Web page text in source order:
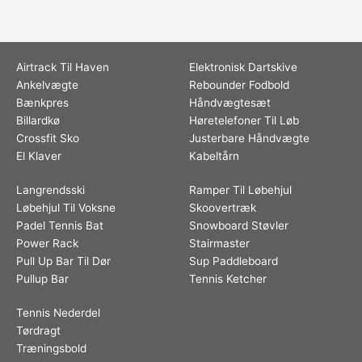
Airtrack Til Haven
Ankelvægte
Bænkpres
Billardkø
Crossfit Sko
El Klaver
Elektronisk Dartskive
Rebounder Fodbold
Håndvægtesæt
Høretelefoner Til Løb
Justerbare Håndvægte
Kabeltårn
Langrendsski
Løbehjul Til Voksne
Padel Tennis Bat
Power Rack
Pull Up Bar Til Dør
Pullup Bar
Ramper Til Løbehjul
Skoovertræk
Snowboard Støvler
Stairmaster
Sup Paddleboard
Tennis Ketcher
Tennis Nederdel
Tørdragt
Træningsbold